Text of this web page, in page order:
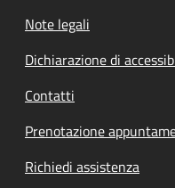
Note legali
Dichiarazione di
Contatti
Prenotazione
Richiedi assistenza